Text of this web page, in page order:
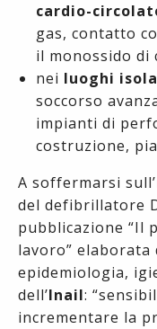
cardio-
gas, contatto
il monossido di
nei luoghi
soccorso
impianti di
costruzione,
A soffermarsi
del defibrillatore
pubblicazione “Il
lavoro” elaborata
epidemiologia,
dell’Inail:
incrementare la